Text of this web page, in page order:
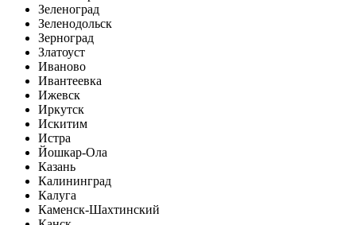
Зеленоград
Зеленодольск
Зерноград
Златоуст
Иваново
Ивантеевка
Ижевск
Иркутск
Искитим
Истра
Йошкар-Ола
Казань
Калининград
Калуга
Каменск-Шахтинский